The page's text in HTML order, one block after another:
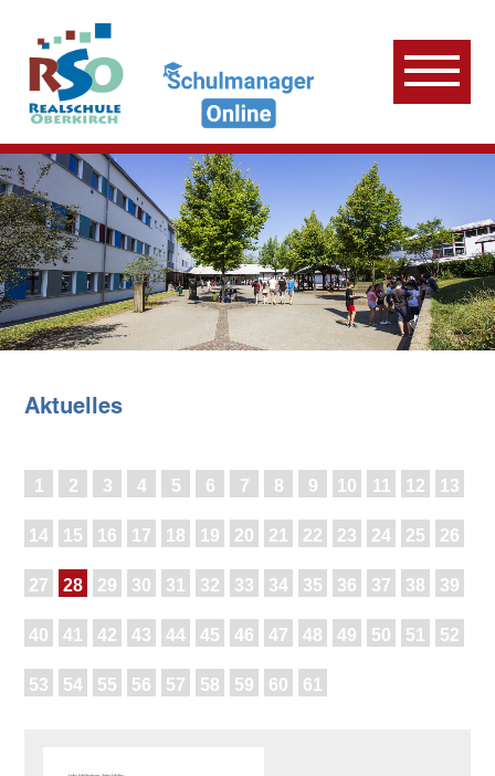
Aktuelles
1 2 3 4 5 6 7 8 9 10 11 12 13
14 15 16 17 18 19 20 21 22 23 24 25 26
27 28 29 30 31 32 33 34 35 36 37 38 39
40 41 42 43 44 45 46 47 48 49 50 51 52
53 54 55 56 57 58 59 60 61